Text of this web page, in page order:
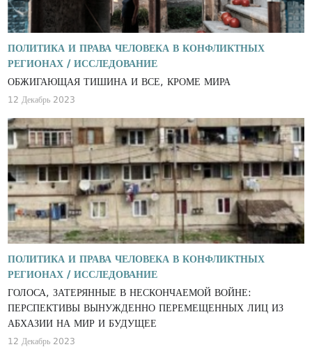
ПОЛИТИКА И ПРАВА ЧЕЛОВЕКА В КОНФЛИКТНЫХ
РЕГИОНАХ / ИССЛЕДОВАНИЕ
ОБЖИГАЮЩАЯ ТИШИНА И ВСЕ, КРОМЕ МИРА
12 Декабрь 2023
ПОЛИТИКА И ПРАВА ЧЕЛОВЕКА В КОНФЛИКТНЫХ
РЕГИОНАХ / ИССЛЕДОВАНИЕ
ГОЛОСА, ЗАТЕРЯННЫЕ В НЕСКОНЧАЕМОЙ ВОЙНЕ:
ПЕРСПЕКТИВЫ ВЫНУЖДЕННО ПЕРЕМЕЩЕННЫХ ЛИЦ ИЗ
АБХАЗИИ НА МИР И БУДУЩЕЕ
12 Декабрь 2023